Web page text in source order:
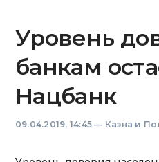
Уровень
банкам
Нацбанк
09.04.2019, 14:45 — Казна и